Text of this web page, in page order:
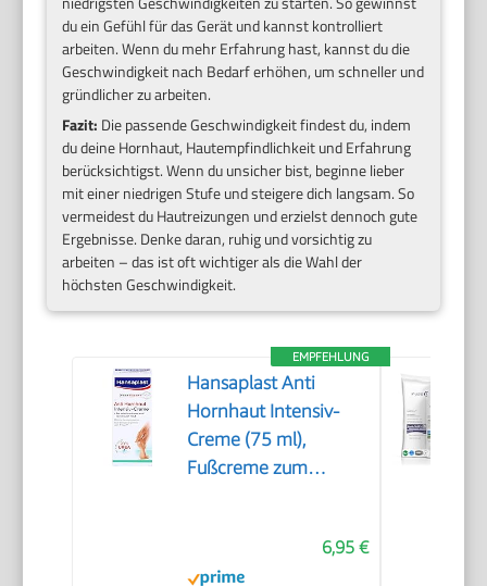
du ein Gefühl für das Gerät und kannst kontrolliert
arbeiten. Wenn du mehr Erfahrung hast, kannst du die
Geschwindigkeit nach Bedarf erhöhen, um schneller und
gründlicher zu arbeiten.
Fazit: Die passende Geschwindigkeit findest du, indem
du deine Hornhaut, Hautempfindlichkeit und Erfahrung
berücksichtigst. Wenn du unsicher bist, beginne lieber
mit einer niedrigen Stufe und steigere dich langsam. So
vermeidest du Hautreizungen und erzielst dennoch gute
Ergebnisse. Denke daran, ruhig und vorsichtig zu
arbeiten – das ist oft wichtiger als die Wahl der
höchsten Geschwindigkeit.
EMPFEHLUNG
Hansaplast Anti
Hornhaut Intensiv-
Creme (75 ml),
Fußcreme zum
Hornhaut Creme
pflegt sehr trockene
6,95 €